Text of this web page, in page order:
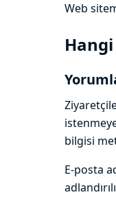
Web
bilgisi
E-posta